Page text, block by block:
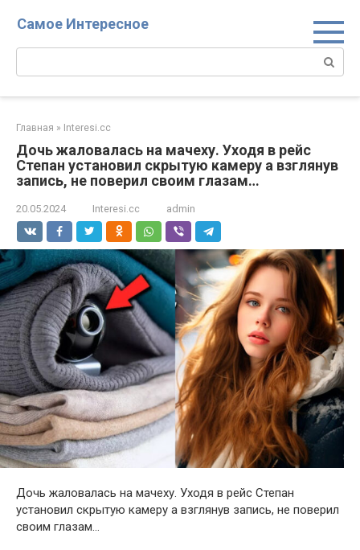
Самое Интересное
Поиск:
Главная » Interesi.cc
Дочь жаловалась на мачеху. Уходя в рейс
Степан установил скрытую камеру а взглянув
запись, не поверил своим глазам…
20.05.2024 Interesi.cc admin
Дочь жаловалась на мачеху. Уходя в рейс Степан
установил скрытую камеру а взглянув запись, не поверил
своим глазам…